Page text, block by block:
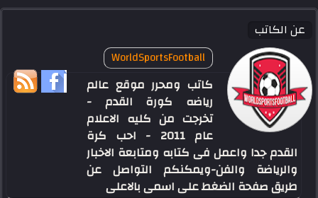
عن الكاتب
WorldSportsFootball
كاتب ومحرر موقع عالم
رياضه كورة القدم -
تخرجت من كليه الاعلام
عام 2011 - احب كرة
القدم جدا واعمل فى كتابه ومتابعة الاخبار
والرياضة والفن-ويمكنكم التواصل عن
طريق صفحة الضغط على اسمى بالاعلى